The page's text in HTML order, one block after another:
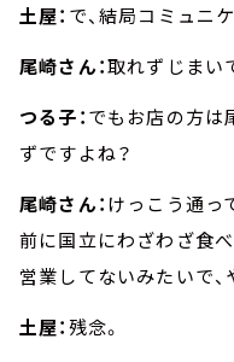
土屋： で、結局コミュニ
尾崎さん：取れずじまい
つる子：でもお店の方は
ずですよね？
尾崎さん：けっこう通っ
前に国立にわざわざ食
営業してないみたいで、
土屋：残念。